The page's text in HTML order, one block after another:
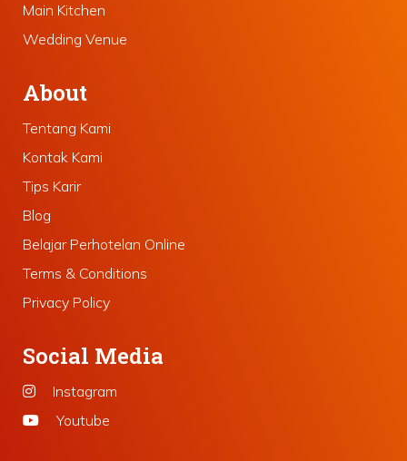
Main Kitchen
Wedding Venue
About
Tentang Kami
Kontak Kami
Tips Karir
Blog
Belajar Perhotelan Online
Terms & Conditions
Privacy Policy
Social Media
Instagram
Youtube